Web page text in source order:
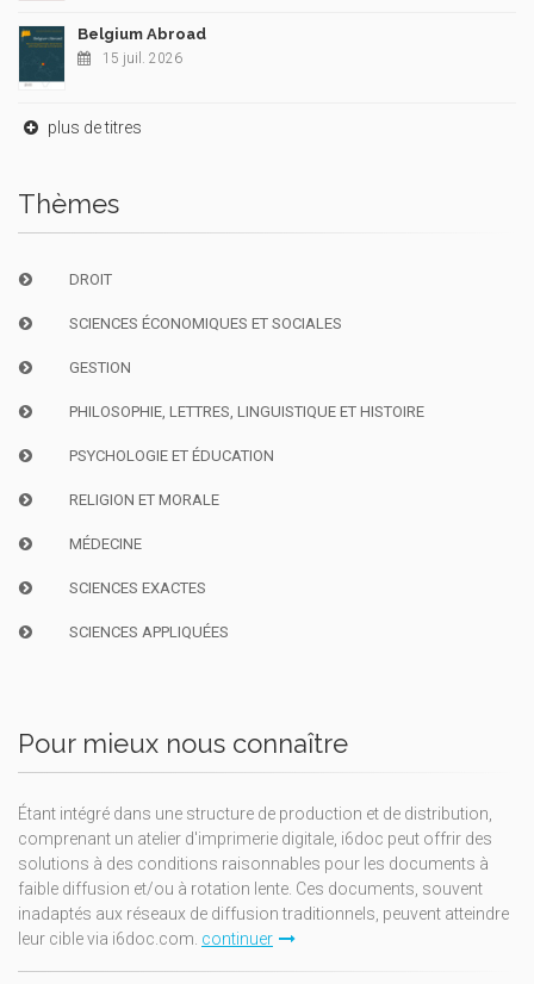
Belgium Abroad
15 juil. 2026
plus de titres
Thèmes
DROIT
SCIENCES ÉCONOMIQUES ET SOCIALES
GESTION
PHILOSOPHIE, LETTRES, LINGUISTIQUE ET HISTOIRE
PSYCHOLOGIE ET ÉDUCATION
RELIGION ET MORALE
MÉDECINE
SCIENCES EXACTES
SCIENCES APPLIQUÉES
Pour mieux nous connaître
Étant intégré dans une structure de production et de distribution,
comprenant un atelier d'imprimerie digitale, i6doc peut offrir des
solutions à des conditions raisonnables pour les documents à
faible diffusion et/ou à rotation lente. Ces documents, souvent
inadaptés aux réseaux de diffusion traditionnels, peuvent atteindre
leur cible via i6doc.com. continuer